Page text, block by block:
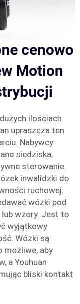
cenowo
Motion
ilościach
upraszcza ten
Nabywcy
siedziska,
sterowanie.
inwalidzki do
ruchowej.
wózki pod
lub wzory. Jest to
wyjątkowy
Wózki są
możliwe, aby
a Youhuan
bliski kontakt